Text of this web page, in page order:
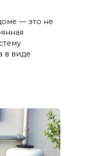
— это не
в виде